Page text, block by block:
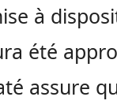
à
été
assure